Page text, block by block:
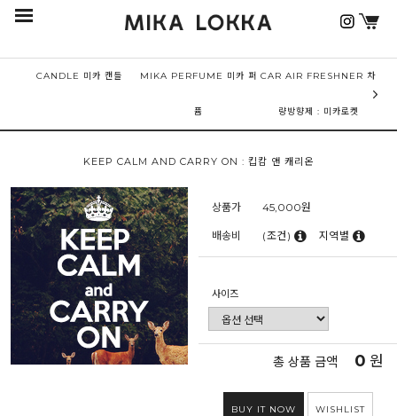
CANDLE 미카 캔들 MIKA PERFUME 미카 퍼
퓸
CAR AIR FRESHNER 차
량방향제 : 미카로켓
KEEP CALM AND CARRY ON : 킵캄 앤 캐리온
상품가 45,000원
배송비 (조건) 지역별
사이즈
총 상품 금액 0 원
BUY IT NOW WISHLIST